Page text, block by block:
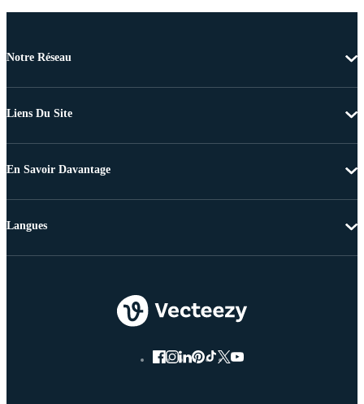
Notre Réseau
Liens Du Site
En Savoir Davantage
Langues